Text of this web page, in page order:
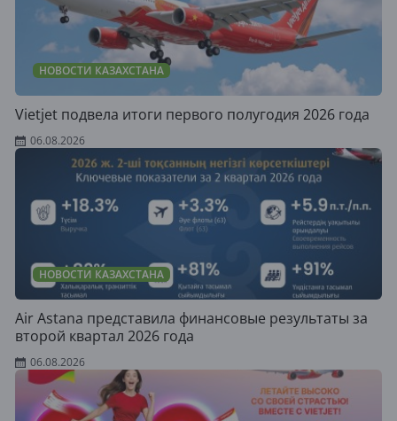
НОВОСТИ КАЗАХСТАНА
Vietjet подвела итоги первого полугодия 2026 года
06.08.2026
НОВОСТИ КАЗАХСТАНА
Air Astana представила финансовые результаты за
второй квартал 2026 года
06.08.2026